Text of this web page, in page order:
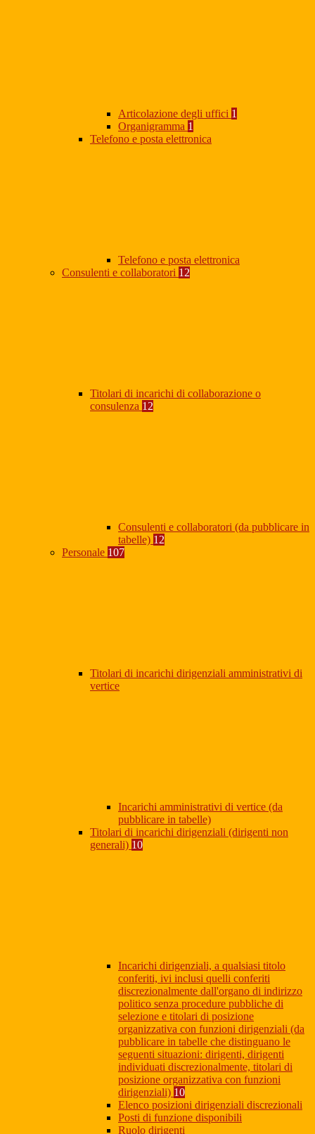
Articolazione degli uffici 1
Organigramma 1
Telefono e posta elettronica
Telefono e posta elettronica
Consulenti e collaboratori 12
Titolari di incarichi di collaborazione o
consulenza 12
Consulenti e collaboratori (da pubblicare in
tabelle) 12
Personale 107
Titolari di incarichi dirigenziali amministrativi di
vertice
Incarichi amministrativi di vertice (da
pubblicare in tabelle)
Titolari di incarichi dirigenziali (dirigenti non
generali) 10
Incarichi dirigenziali, a qualsiasi titolo
conferiti, ivi inclusi quelli conferiti
discrezionalmente dall'organo di indirizzo
politico senza procedure pubbliche di
selezione e titolari di posizione
organizzativa con funzioni dirigenziali (da
pubblicare in tabelle che distinguano le
seguenti situazioni: dirigenti, dirigenti
individuati discrezionalmente, titolari di
posizione organizzativa con funzioni
dirigenziali) 10
Elenco posizioni dirigenziali discrezionali
Posti di funzione disponibili
Ruolo dirigenti